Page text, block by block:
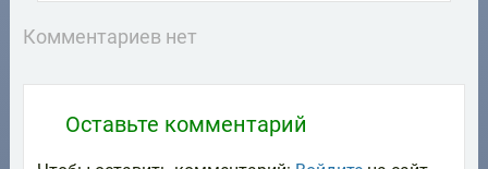
Комментариев нет
Оставьте комментарий